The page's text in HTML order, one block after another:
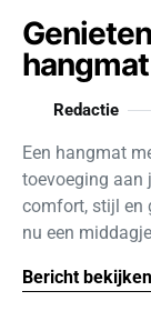
Redactie
Een hangmat
toevoeging aan
comfort, stijl en
nu een
Bericht bekijken